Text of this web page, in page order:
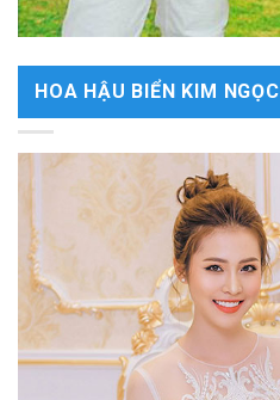
HOA HẬU BIỂN KIM NGỌC